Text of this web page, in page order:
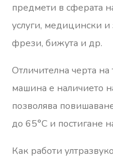
предмети в сферата
услуги, медицински
фрези, бижута и др.
Отличителна черта
машина е наличието
позволява
до 65°C и постигане
Как работи